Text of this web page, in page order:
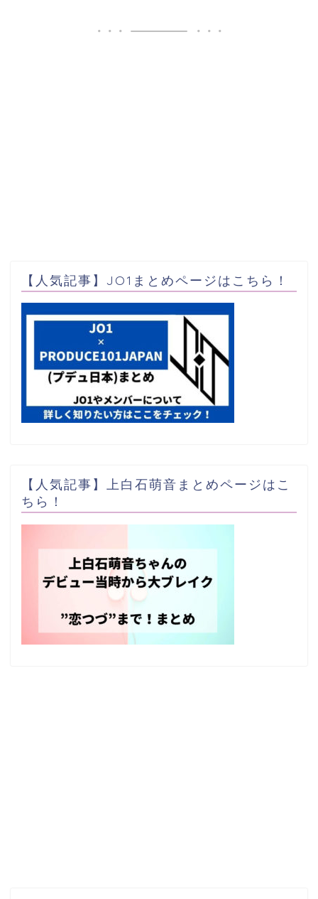
【人気記事】JO1まとめページはこちら！
【人気記事】上白石萌音まとめページはこ
ちら！